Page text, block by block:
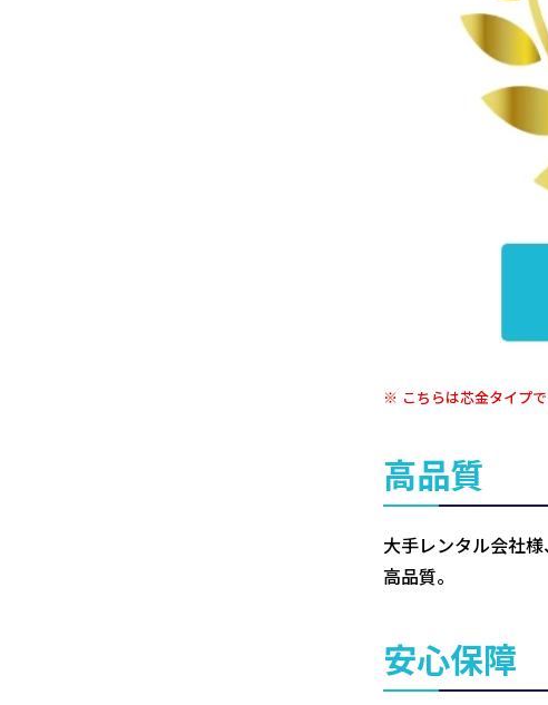
こちらは芯金タイプ
高品質
大手レンタル会社
高品質。
安心保障